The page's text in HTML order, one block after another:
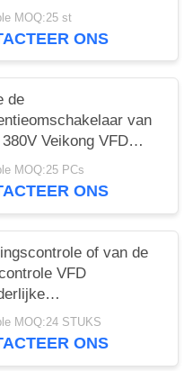
met Torsiecontrole
MOQ:25 st
ONS
de
van
Veikong VFD
het Algemene
Aandrijvingsmotor
MOQ:25 PCs
ONS
of van de
VFD
voor
Toepassingen
MOQ:24 STUKS
ONS